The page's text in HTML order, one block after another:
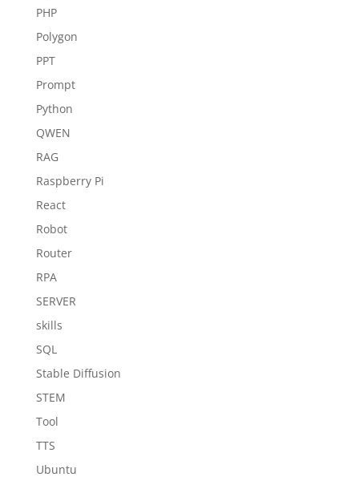
PHP
Polygon
PPT
Prompt
Python
QWEN
RAG
Raspberry Pi
React
Robot
Router
RPA
SERVER
skills
SQL
Stable Diffusion
STEM
Tool
TTS
Ubuntu